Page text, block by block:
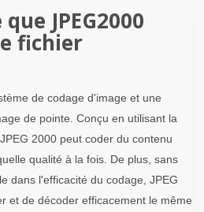
JPEG2000
fichier
de codage d'image et une
de pointe. Conçu en utilisant la
2000 peut coder du contenu
qualité à la fois. De plus, sans
dans l'efficacité du codage, JPEG
et de décoder efficacement le même